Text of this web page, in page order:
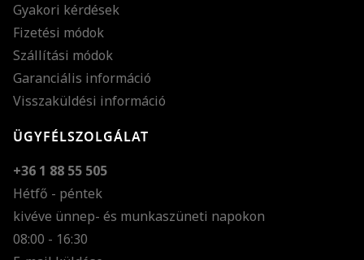
Gyakori kérdések
Fizetési módok
Szállítási módok
Garanciális információ
Visszaküldési információ
ÜGYFÉLSZOLGÁLAT
+36 1 88 55 505
Hétfő - péntek
kivéve ünnep- és munkaszüneti napokon
08:00 - 16:30